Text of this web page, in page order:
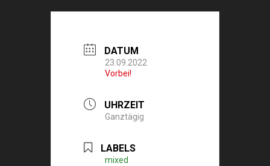
DATUM
23.09.2022
Vorbei!
UHRZEIT
Ganztägig
LABELS
mixed